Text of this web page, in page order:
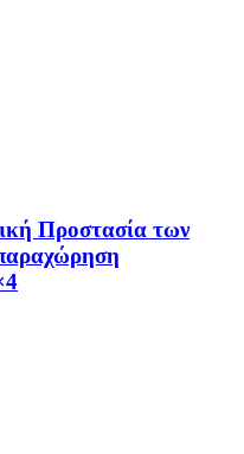
Προστασία των